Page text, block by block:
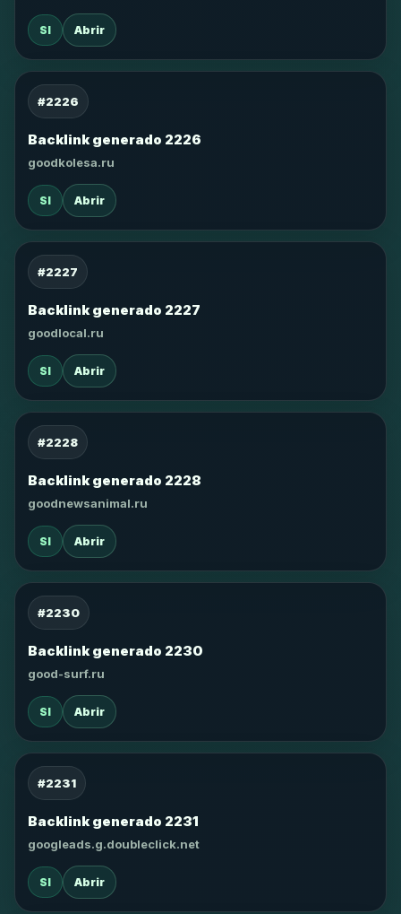
SI Abrir
#2226
Backlink generado 2226
goodkolesa.ru
SI Abrir
#2227
Backlink generado 2227
goodlocal.ru
SI Abrir
#2228
Backlink generado 2228
goodnewsanimal.ru
SI Abrir
#2230
Backlink generado 2230
good-surf.ru
SI Abrir
#2231
Backlink generado 2231
googleads.g.doubleclick.net
SI Abrir